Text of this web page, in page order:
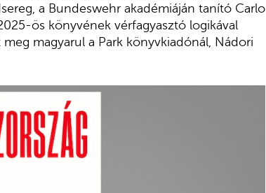
a Bundeswehr akadémiáján tanító Carlo
ös könyvének vérfagyasztó logikával
magyarul a Park könyvkiadónál, Nádori